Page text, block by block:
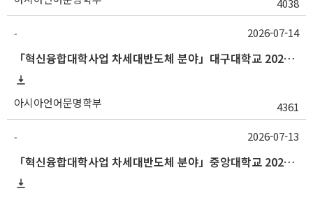
4038
-
「혁신융합대학사업 차세대반도체 분야」대구대학교 2026-2학기 교류수학 안내
아시아언어문명학부 4361
2026-07-14
-
「혁신융합대학사업 차세대반도체 분야」중앙대학교 2026학년도 2학기 교류 수학 안내
2026-07-13